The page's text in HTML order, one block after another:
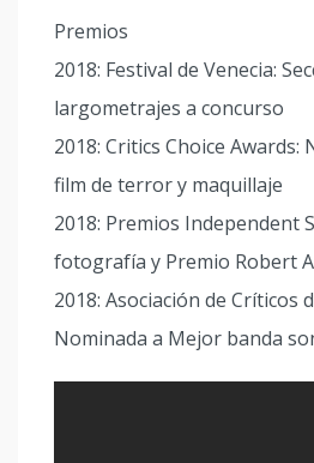
Premios
2018: Festival de Venecia:
largometrajes a concurso
2018: Critics Choice
film de terror y maquillaje
2018: Premios Independent
fotografía y Premio Robert
2018: Asociación de Críticos
Nominada a Mejor banda